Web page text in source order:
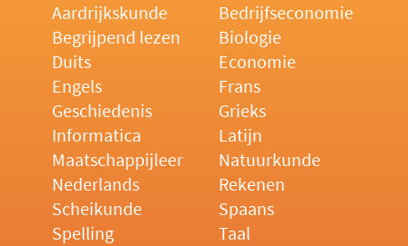
Aardrijkskunde
Bedrijfseconomie
Begrijpend lezen
Biologie
Duits
Economie
Engels
Frans
Geschiedenis
Grieks
Informatica
Latijn
Maatschappijleer
Natuurkunde
Nederlands
Rekenen
Scheikunde
Spaans
Spelling
Taal